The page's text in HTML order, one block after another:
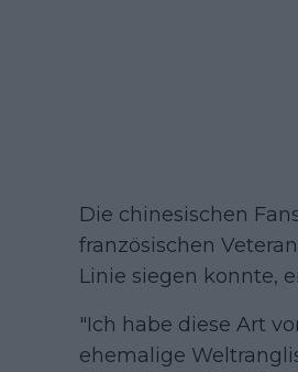
Die chinesischen
französischen
Linie siegen konnte,
"Ich habe diese Art
ehemalige